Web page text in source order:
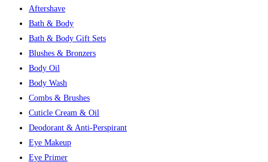
Aftershave
Bath & Body
Bath & Body Gift Sets
Blushes & Bronzers
Body Oil
Body Wash
Combs & Brushes
Cuticle Cream & Oil
Deodorant & Anti-Perspirant
Eye Makeup
Eye Primer